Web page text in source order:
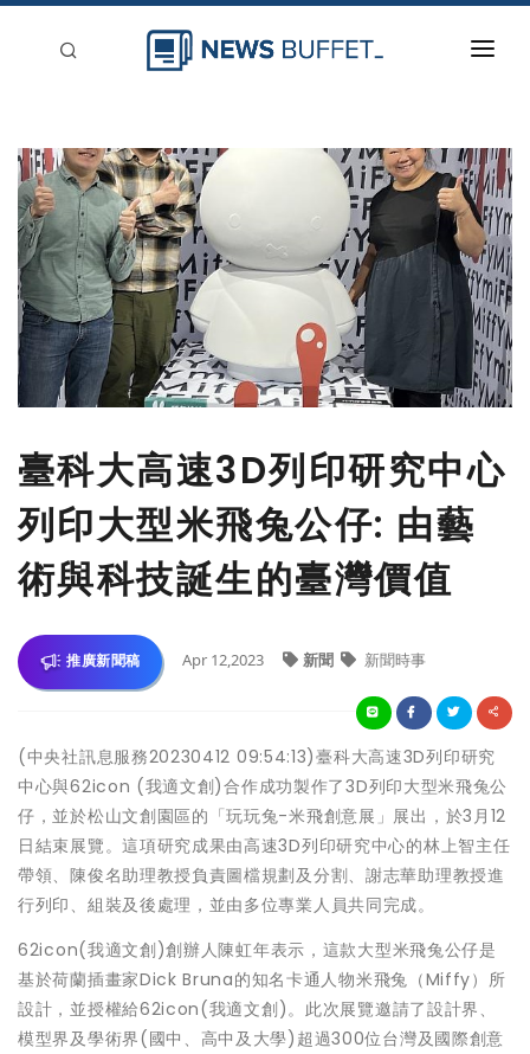
新聞稿分類
登入
刊登
臺科大高速3D列印研究中心
列印大型米飛兔公仔: 由藝
術與科技誕生的臺灣價值
推廣新聞稿 Apr 12,2023 新聞 新聞時事
(中央社訊息服務20230412 09:54:13)臺科大高速3D列印研究
中心與62icon (我適文創)合作成功製作了3D列印大型米飛兔公
仔，並於松山文創園區的「玩玩兔-米飛創意展」展出，於3月12
日結束展覽。這項研究成果由高速3D列印研究中心的林上智主任
帶領、陳俊名助理教授負責圖檔規劃及分割、謝志華助理教授進
行列印、組裝及後處理，並由多位專業人員共同完成。
62icon(我適文創)創辦人陳虹年表示，這款大型米飛兔公仔是
基於荷蘭插畫家Dick Bruna的知名卡通人物米飛兔（Miffy）所
設計，並授權給62icon(我適文創)。此次展覽邀請了設計界、
模型界及學術界(國中、高中及大學)超過300位台灣及國際創意